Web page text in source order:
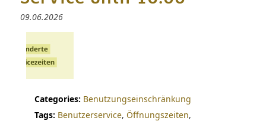
09.06.2026
Categories: Benutzungseinschränkung
Tags: Benutzerservice, Öffnungszeiten,